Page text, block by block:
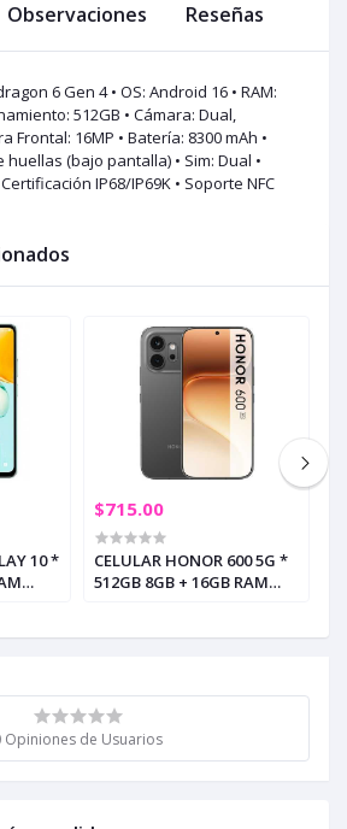
Opiniones de Usuarios
Observaciones Reseñas
6 Gen 4 • OS: Android 16 • RAM:
512GB • Cámara: Dual,
Frontal: 16MP • Batería: 8300 mAh •
(bajo pantalla) • Sim: Dual •
IP68/IP69K • Soporte NFC
10 *
$715.00
CELULAR HONOR 600 5G *
512GB 8GB + 16GB RAM